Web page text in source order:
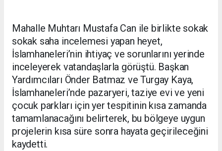
Mahalle Muhtarı Mustafa Can ile birlikte sokak
sokak saha incelemesi yapan heyet,
İslamhaneleri’nin ihtiyaç ve sorunlarını yerinde
inceleyerek vatandaşlarla görüştü. Başkan
Yardımcıları Önder Batmaz ve Turgay Kaya,
İslamhaneleri’nde pazaryeri, taziye evi ve yeni
çocuk parkları için yer tespitinin kısa zamanda
tamamlanacağını belirterek, bu bölgeye uygun
projelerin kısa süre sonra hayata geçirileceğini
kaydetti.